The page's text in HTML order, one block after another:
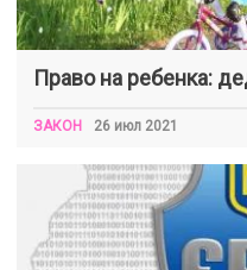
Право на ребенка:
ЗАКОН 26 июл 2021